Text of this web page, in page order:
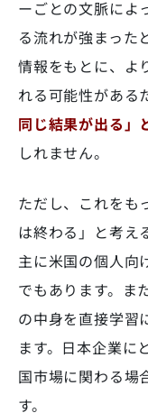
ーごとの文脈によ
る流れが強まっ
情報をもとに、よ
れる可能性がある
同じ結果が出る」
しれません。
ただし、これをも
は終わる」と考え
主に米国の個人向
でもあります。ま
の中身を直接学習
ます。日本企業に
国市場に関わる場
す。